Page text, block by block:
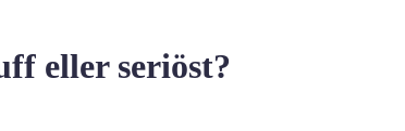
eller seriöst?